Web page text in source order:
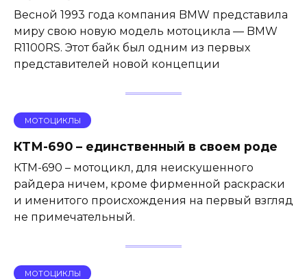
Весной 1993 года компания BMW представила
миру свою новую модель мотоцикла — BMW
R1100RS. Этот байк был одним из первых
представителей новой концепции
МОТОЦИКЛЫ
КТМ-690 – единственный в своем роде
КТМ-690 – мотоцикл, для неискушенного
райдера ничем, кроме фирменной раскраски
и именитого происхождения на первый взгляд
не примечательный.
МОТОЦИКЛЫ